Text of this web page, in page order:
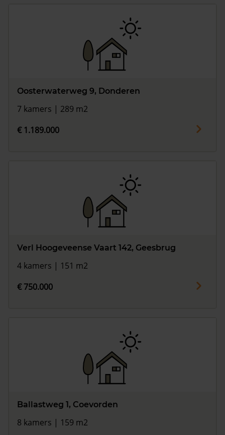
Oosterwaterweg 9, Donderen
7 kamers | 289 m2
€ 1.189.000
Verl Hoogeveense Vaart 142, Geesbrug
4 kamers | 151 m2
€ 750.000
Ballastweg 1, Coevorden
8 kamers | 159 m2